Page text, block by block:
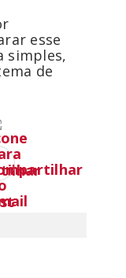
esse
simples,
de